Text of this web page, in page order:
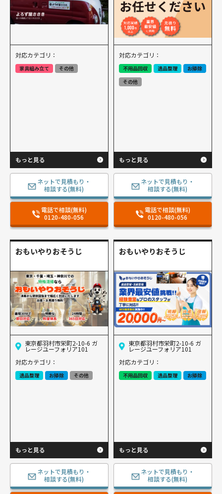
対応カテゴリ：
家具組み立て その他
もっと見る
ネットで見積もり・
相談する(無料)
電話で相談(無料)
0120-480-056
対応カテゴリ：
不用品回収 遺品整理
お掃除
その他
もっと見る
ネットで見積もり・
相談する(無料)
電話で相談(無料)
0120-480-056
おもいやりおそうじ
東京都羽村市栄町2-10-6 ガ
レージユーフォリア101
対応カテゴリ：
遺品整理 お掃除 その他
もっと見る
ネットで見積もり・
相談する(無料)
おもいやりおそうじ
東京都羽村市栄町2-10-6 ガ
レージユーフォリア101
対応カテゴリ：
不用品回収 遺品整理 お掃除
もっと見る
ネットで見積もり・
相談する(無料)